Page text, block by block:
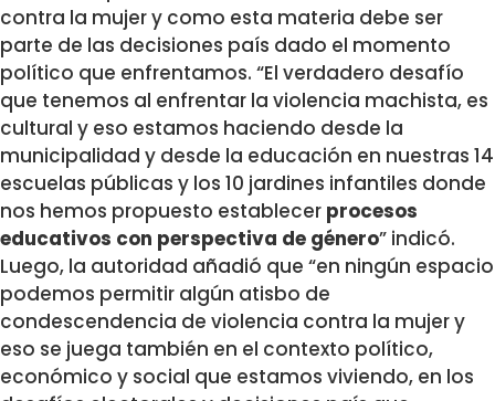
contra la mujer y como esta materia debe ser
parte de las decisiones país dado el momento
político que enfrentamos. “El verdadero desafío
que tenemos al enfrentar la violencia machista, es
cultural y eso estamos haciendo desde la
municipalidad y desde la educación en nuestras 14
escuelas públicas y los 10 jardines infantiles donde
nos hemos propuesto establecer procesos
educativos con perspectiva de género” indicó.
Luego, la autoridad añadió que “en ningún espacio
podemos permitir algún atisbo de
condescendencia de violencia contra la mujer y
eso se juega también en el contexto político,
económico y social que estamos viviendo, en los